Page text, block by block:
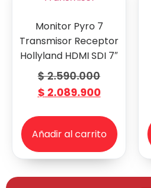
Monitor Pyro 7
Transmisor Receptor
Hollyland HDMI SDI 7″
$2.590.000
$ 2.089.900
Añadir al carrito